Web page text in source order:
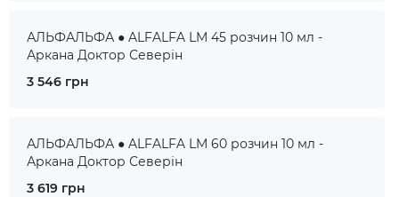
АЛЬФАЛЬФА ● ALFALFA LM 45 розчин 10 мл -
Аркана Доктор Северін
3 546 грн
АЛЬФАЛЬФА ● ALFALFA LM 60 розчин 10 мл -
Аркана Доктор Северін
3 619 грн